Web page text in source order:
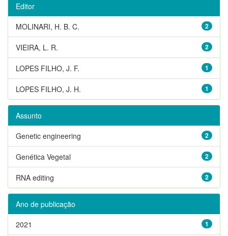
Editor
2
MOLINARI, H. B. C.
2
VIEIRA, L. R.
1
LOPES FILHO, J. F.
1
LOPES FILHO, J. H.
Assunto
2
Genetic engineering
2
Genética Vegetal
2
RNA editing
Ano de publicação
1
2021